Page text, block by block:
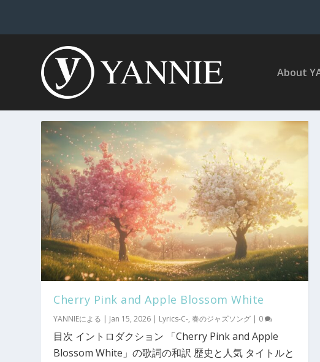
About
カテゴリー:
Cherry Pink and Apple Blossom White
YANNIEによる | Jan 15, 2026 | Lyrics-C-,春のジャズソング | 0
目次 イントロダクション 「Cherry Pink and Apple
Blossom White」の歌詞の和訳 歴史と人気 タイトルと